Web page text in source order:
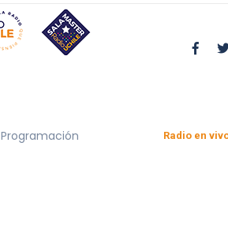
Programación Radio en